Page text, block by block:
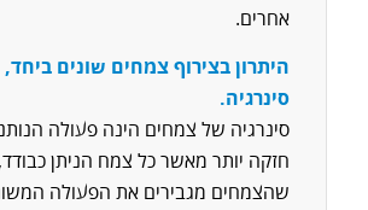
אחרים.
היתרון בצירוף צמחים שונים
סינרגיה.
סינרגיה של צמחים הינה פעולה
חזקה יותר מאשר כל צמח הניתן כבודד,
שהצמחים מגבירים את הפעולה